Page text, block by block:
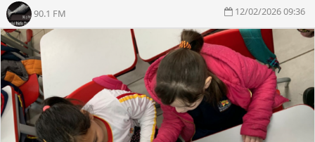
90.1 FM 12/02/2026 09:36